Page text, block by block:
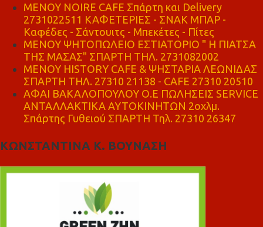
MENOY NOIRE CAFE Σπάρτη και Delivery
2731022511 ΚΑΦΕΤΕΡΙΕΣ - ΣΝΑΚ ΜΠΑΡ -
Καφέδες - Σάντουιτς - Μπεκέτες - Πίτες
ΜΕΝΟΥ ΨΗΤΟΠΩΛΕΙΟ ΕΣΤΙΑΤΟΡΙΟ " Η ΠΙΑΤΣΑ
ΤΗΣ ΜΑΣΑΣ" ΣΠΑΡΤΗ ΤΗΛ. 2731082002
ΜΕΝΟΥ HISTORY CAFE & ΨΗΣΤΑΡΙΑ ΛΕΩΝΙΔΑΣ
ΣΠΑΡΤΗ ΤΗΛ. 27310 21138 - CAFE 27310 20510
ΑΦΑΙ ΒΑΚΑΛΟΠΟΥΛΟΥ Ο.Ε ΠΩΛΗΣΕΙΣ SERVICE
ΑΝΤΑΛΛΑΚΤΙΚΑ ΑΥΤΟΚΙΝΗΤΩΝ 2οχλμ.
Σπάρτης Γυθειού ΣΠΑΡΤΗ Τηλ. 27310 26347
ΚΩΝΣΤΑΝΤΙΝΑ Κ. ΒΟΥΝΑΣΗ